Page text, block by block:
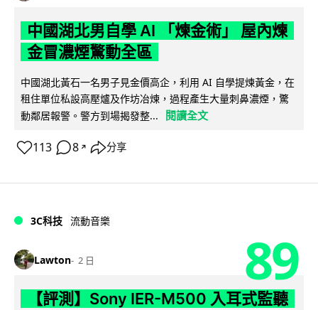
中國湖北男自學 AI 「煉金術」 屋內煉
金冒濃煙驚動全區
中國湖北黃石一名男子見金價高企，利用 AI 自學提煉黃金，在
租住單位私設高壓爐及作坊冶煉，過程產生大量刺鼻濃煙，驚
動鄰居報警。警方到場揭發整...
閱讀全文
113 8 ↗ 分享
3C科技 流動音樂
Lawton 2 日 89
【評測】Sony IER-M500 入耳式監聽